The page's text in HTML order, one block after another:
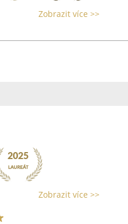
Zobrazit více >>
Zobrazit více >>